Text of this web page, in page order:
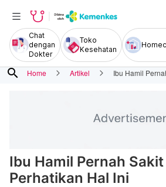
Chat
dengan
Dokter
Toko
Kesehatan
search Home Artikel Ibu Hamil
Ibu Hamil Pernah
Perhatikan Hal Ini